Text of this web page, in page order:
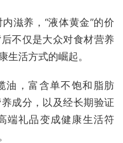
滋养，“液体黄金”的价
不仅是大众对食材营养
生活方式的崛起。
油，富含单不饱和脂肪
成分，以及经长期验证
端礼品变成健康生活符